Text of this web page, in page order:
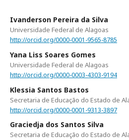
Ivanderson Pereira da Silva
Universidade Federal de Alagoas
http://orcid.org/0000-0001-9565-8785
Yana Liss Soares Gomes
Universidade Federal de Alagoas
http://orcid.org/0000-0003-4303-9194
Klessia Santos Bastos
Secretaria de Educação do Estado de
http://orcid.org/0000-0001-9313-3897
Graciedja dos Santos Silva
Secretaria de Educação do Estado de